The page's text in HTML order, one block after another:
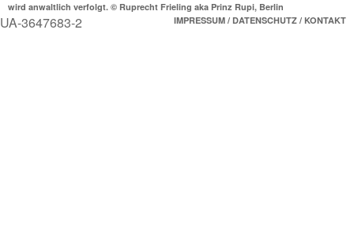
wird anwaltlich verfolgt. © Ruprecht Frieling aka Prinz Rupi, Berlin
IMPRESSUM / DATENSCHUTZ / KONTAKT
UA-3647683-2